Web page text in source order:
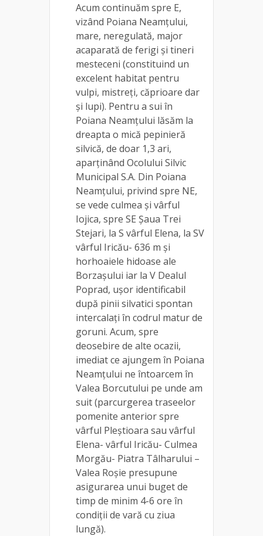
Acum continuăm spre E,
vizând Poiana Neamțului,
mare, neregulată, major
acaparată de ferigi și tineri
mesteceni (constituind un
excelent habitat pentru
vulpi, mistreți, căprioare dar
și lupi). Pentru a sui în
Poiana Neamțului lăsăm la
dreapta o mică pepinieră
silvică, de doar 1,3 ari,
aparținând Ocolului Silvic
Municipal S.A. Din Poiana
Neamțului, privind spre NE,
se vede culmea și vârful
Iojica, spre SE Șaua Trei
Stejari, la S vârful Elena, la SV
vârful Iricău- 636 m și
horhoaiele hidoase ale
Borzașului iar la V Dealul
Poprad, ușor identificabil
după pinii silvatici spontan
intercalați în codrul matur de
goruni. Acum, spre
deosebire de alte ocazii,
imediat ce ajungem în Poiana
Neamțului ne întoarcem în
Valea Borcutului pe unde am
suit (parcurgerea traseelor
pomenite anterior spre
vârful Pleștioara sau vârful
Elena- vârful Iricău- Culmea
Morgău- Piatra Tâlharului –
Valea Roșie presupune
asigurarea unui buget de
timp de minim 4-6 ore în
condiții de vară cu ziua
lungă).